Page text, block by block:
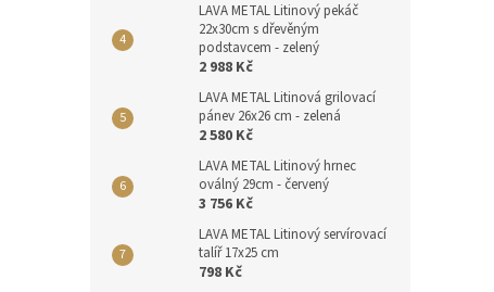
LAVA METAL Litinový pekáč
22x30cm s dřevěným
podstavcem - zelený
2 988 Kč
LAVA METAL Litinová grilovací
pánev 26x26 cm - zelená
2 580 Kč
LAVA METAL Litinový hrnec
oválný 29cm - červený
3 756 Kč
LAVA METAL Litinový servírovací
talíř 17x25 cm
798 Kč